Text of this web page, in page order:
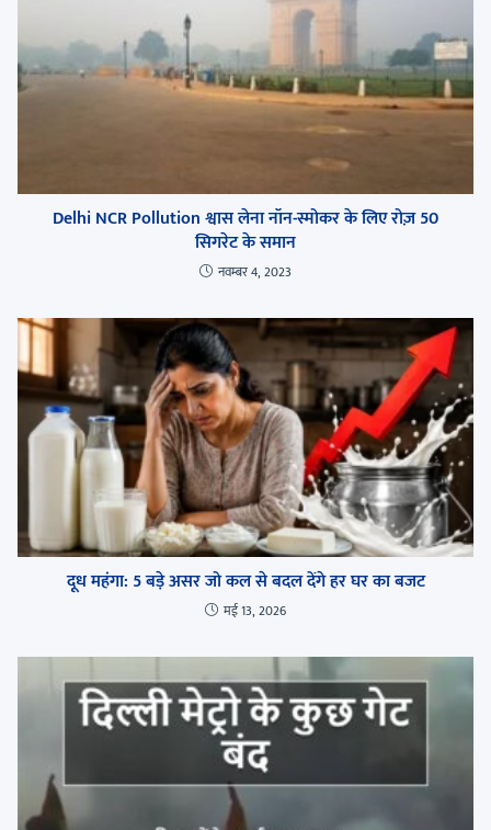
Delhi NCR Pollution श्वास लेना नॉन-स्मोकर के लिए रोज़ 50
सिगरेट के समान
नवम्बर 4, 2023
दूध महंगा: 5 बड़े असर जो कल से बदल देंगे हर घर का बजट
मई 13, 2026